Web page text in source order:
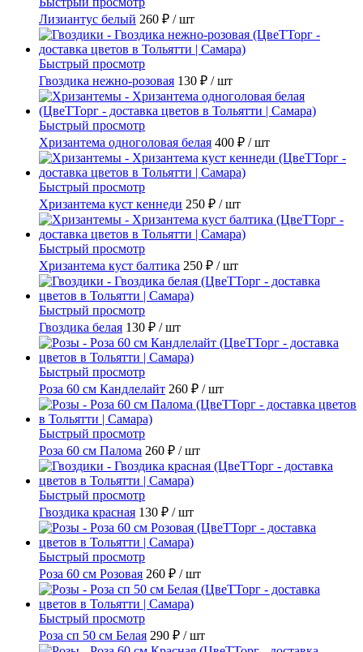
Лизиантус белый 260 ₽ / шт
Быстрый просмотр
Гвоздика нежно-розовая 130 ₽ / шт
Быстрый просмотр
Хризантема одноголовая белая 400 ₽ / шт
Быстрый просмотр
Хризантема куст кеннеди 250 ₽ / шт
Быстрый просмотр
Хризантема куст балтика 250 ₽ / шт
Быстрый просмотр
Гвоздика белая 130 ₽ / шт
Быстрый просмотр
Роза 60 см Кандлелайт 260 ₽ / шт
Быстрый просмотр
Роза 60 см Палома 260 ₽ / шт
Быстрый просмотр
Гвоздика красная 130 ₽ / шт
Быстрый просмотр
Роза 60 см Розовая 260 ₽ / шт
Быстрый просмотр
Роза сп 50 см Белая 290 ₽ / шт